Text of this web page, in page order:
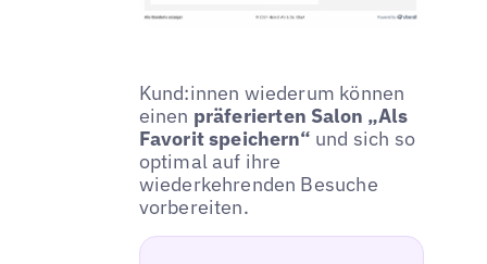
Kund:innen wiederum können
einen präferierten Salon „Als
Favorit speichern“ und sich so
optimal auf ihre
wiederkehrenden Besuche
vorbereiten.